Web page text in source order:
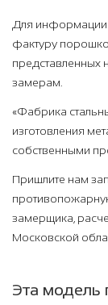
Для информации:
фактуру
представленных
замерам.
«Фабрика
изготовления
собственными
Пришлите нам
замерщика,
Московской
Эта модель